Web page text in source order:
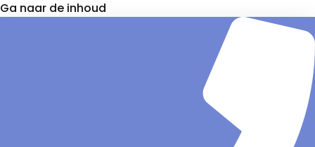
Ga naar de inhoud